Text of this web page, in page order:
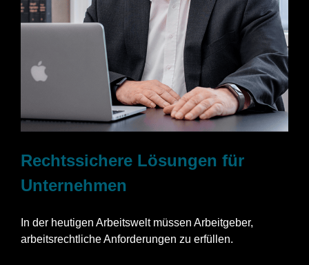
Rechtssichere Lösungen für
Unternehmen
In der heutigen Arbeitswelt müssen Arbeitgeber,
arbeitsrechtliche Anforderungen zu erfüllen.